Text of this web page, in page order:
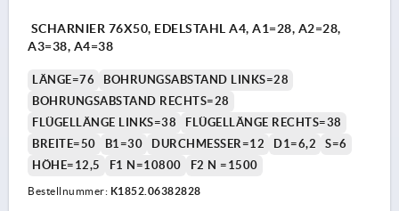
SCHARNIER 76X50, EDELSTAHL A4, A1=28, A2=28,
A3=38, A4=38
LÄNGE=76
BOHRUNGSABSTAND LINKS=28
BOHRUNGSABSTAND RECHTS=28
FLÜGELLÄNGE LINKS=38
FLÜGELLÄNGE RECHTS=38
BREITE=50
B1=30 DURCHMESSER=12 D1=6,2
S=6
HÖHE=12,5
F1 N=10800 F2 N =1500
Bestellnummer: K1852.06382828